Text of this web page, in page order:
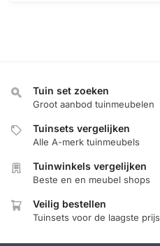
Tuin set zoeken
Groot aanbod tuinmeubelen
Tuinsets vergelijken
Alle A-merk tuinmeubels
Tuinwinkels vergelijken
Beste en en meubel shops
Veilig bestellen
Tuinsets voor de laagste prijs